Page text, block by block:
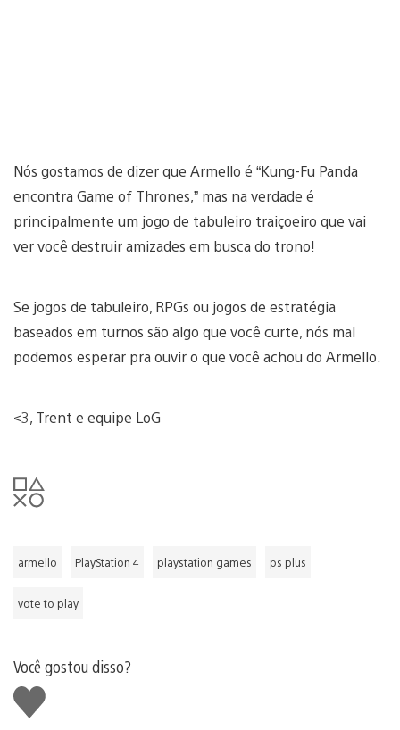
Nós gostamos de dizer que Armello é “Kung-Fu Panda
encontra Game of Thrones,” mas na verdade é
principalmente um jogo de tabuleiro traiçoeiro que vai
ver você destruir amizades em busca do trono!
Se jogos de tabuleiro, RPGs ou jogos de estratégia
baseados em turnos são algo que você curte, nós mal
podemos esperar pra ouvir o que você achou do Armello.
<3, Trent e equipe LoG
armello PlayStation 4 playstation games ps plus
vote to play
Você gostou disso?
Curtir